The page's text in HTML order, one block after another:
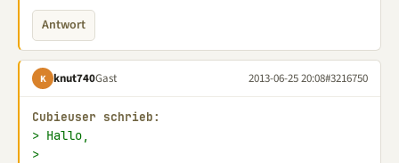
Antwort
K knut740Gast 2013-06-25 20:08#3216750
Cubieuser schrieb:
> Hallo,
>